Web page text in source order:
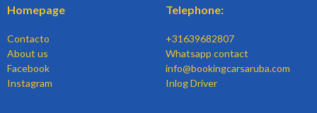
Homepage
Contacto
About us
Facebook
Instagram
Telephone:
+31639682807
Whatsapp contact
info@bookingcarsaruba.com
Inlog Driver